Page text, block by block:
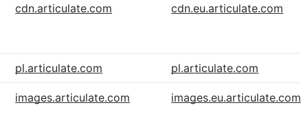
cdn.articulate.com cdn.eu.articulate.com
pl.articulate.com pl.articulate.com
images.articulate.com images.eu.articulate.com